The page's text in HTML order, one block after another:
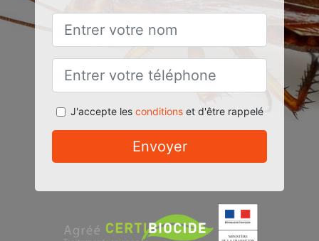
J'accepte les conditionset d'être rappelé
Envoyer